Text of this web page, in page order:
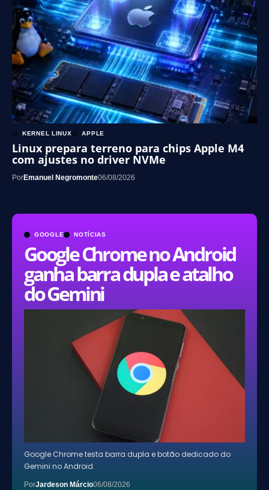
GOOGLE NOTÍCIAS
Google Chrome no Android
ganha barra dupla e atalho
do Gemini
Google Chrome testa barra dupla e botão dedicado do
Gemini no Android.
PorJardeson Márcio06/08/2026
KERNEL LINUX APPLE
Linux prepara terreno para chips Apple M4
com ajustes no driver NVMe
PorEmanuel Negromonte06/08/2026